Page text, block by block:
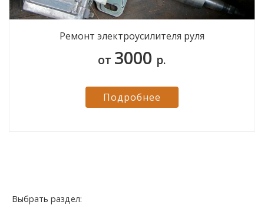
Ремонт электроусилителя руля
от 3000 р.
Подробнее
Выбрать раздел: